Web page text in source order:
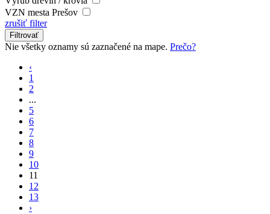
VZN mesta Prešov
zrušiť filter
Filtrovať
Nie všetky oznamy sú zaznačené na mape. Prečo?
‹
1
2
...
5
6
7
8
9
10
11
12
13
›